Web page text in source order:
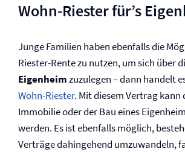
Wohn-Riester für’s
Junge Familien haben ebenfalls die
Riester-Rente zu nutzen, um sich über
Eigenheimzuzulegen – dann handelt
Wohn-Riester. Mit diesem Vertrag kann
Immobilie oder der Bau eines
werden. Es ist ebenfalls möglich,
Verträge dahingehend umzuwandeln,